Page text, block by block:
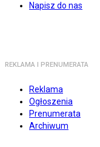
Napisz do nas
REKLAMA I PRENUMERATA
Reklama
Ogłoszenia
Prenumerata
Archiwum